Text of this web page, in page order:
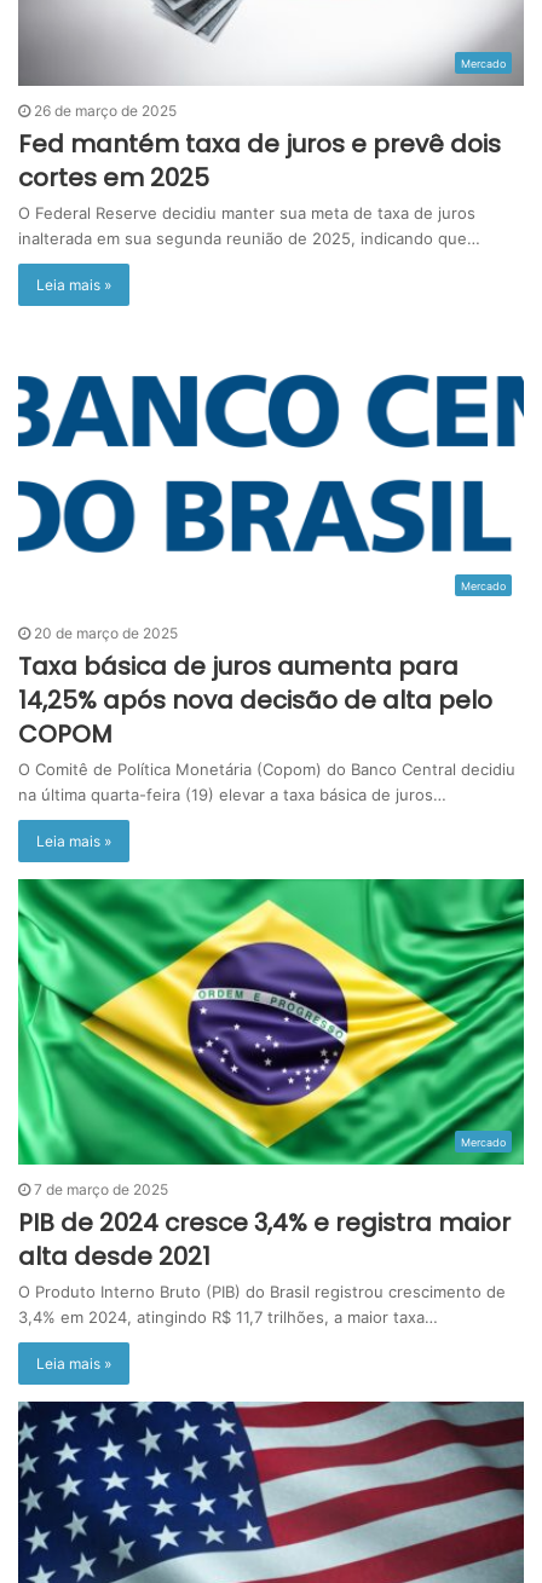
Mercado
26 de março de 2025
Fed mantém taxa de juros e prevê dois
cortes em 2025
O Federal Reserve decidiu manter sua meta de taxa de juros
inalterada em sua segunda reunião de 2025, indicando que…
Leia mais »
Mercado
20 de março de 2025
Taxa básica de juros aumenta para
14,25% após nova decisão de alta pelo
COPOM
O Comitê de Política Monetária (Copom) do Banco Central decidiu
na última quarta-feira (19) elevar a taxa básica de juros…
Leia mais »
Mercado
7 de março de 2025
PIB de 2024 cresce 3,4% e registra maior
alta desde 2021
O Produto Interno Bruto (PIB) do Brasil registrou crescimento de
3,4% em 2024, atingindo R$ 11,7 trilhões, a maior taxa…
Leia mais »